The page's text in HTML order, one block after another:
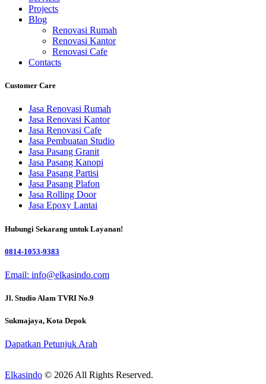
Projects
Blog
Renovasi Rumah
Renovasi Kantor
Renovasi Cafe
Contacts
Customer Care
Jasa Renovasi Rumah
Jasa Renovasi Kantor
Jasa Renovasi Cafe
Jasa Pembuatan Studio
Jasa Pasang Granit
Jasa Pasang Kanopi
Jasa Pasang Partisi
Jasa Pasang Plafon
Jasa Rolling Door
Jasa Epoxy Lantai
Hubungi Sekarang untuk Layanan!
0814-1053-9383
Email: info@elkasindo.com
Jl. Studio Alam TVRI No.9
Sukmajaya, Kota Depok
Dapatkan Petunjuk Arah
Elkasindo © 2026 All Rights Reserved.